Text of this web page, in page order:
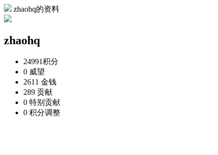
zhaohq的资料
zhaohq
24991积分
0 威望
2611 金钱
289 贡献
0 特别贡献
0 积分调整